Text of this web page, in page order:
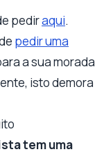
pediraqui.
pedir uma
a sua morada
isto demora
tem uma